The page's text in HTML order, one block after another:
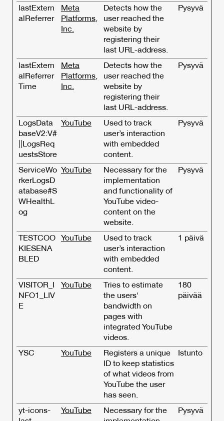
lastExtern
alReferrer
Meta
Platforms,
Inc.
Detects how the
user reached the
website by
registering their
last URL-address.
Pysyvä
lastExtern
alReferrer
Time
Meta
Platforms,
Inc.
Detects how the
user reached the
website by
registering their
last URL-address.
Pysyvä
LogsData
baseV2:V#
||LogsReq
uestsStore
YouTube
Used to track
user’s interaction
with embedded
content.
Pysyvä
ServiceWo
rkerLogsD
atabase#S
WHealthL
og
YouTube
Necessary for the
implementation
and functionality of
YouTube video-
content on the
website.
Pysyvä
TESTCOO
KIESENA
BLED
YouTube
Used to track
user’s interaction
with embedded
content.
1 päivä
VISITOR_I
NFO1_LIV
E
YouTube
Tries to estimate
the users'
bandwidth on
pages with
integrated YouTube
videos.
180
päivää
YSC YouTube
Registers a unique
ID to keep statistics
of what videos from
YouTube the user
has seen.
Istunto
yt-icons-
YouTube
Necessary for the
Pysyvä